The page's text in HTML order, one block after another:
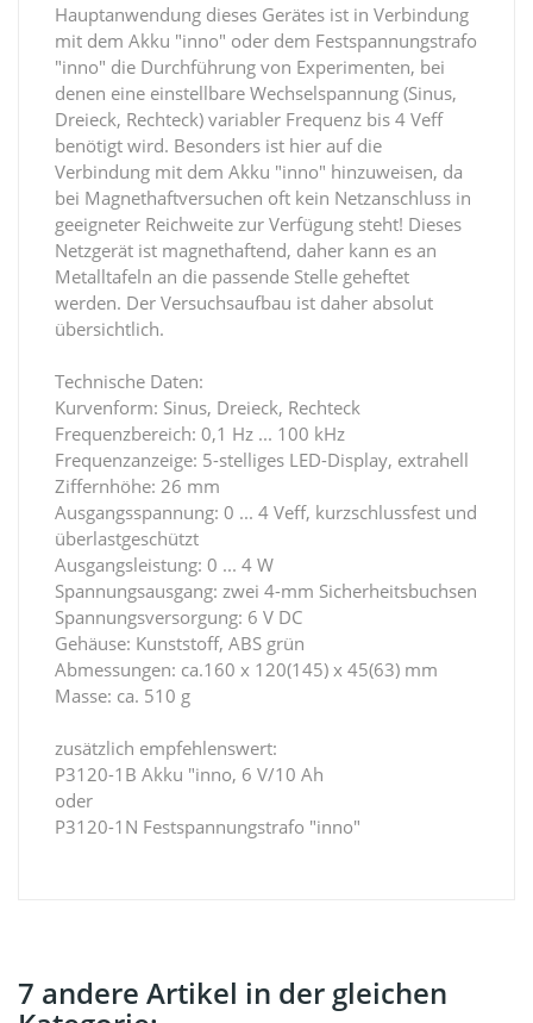
Hauptanwendung dieses Gerätes ist in Verbindung
mit dem Akku "inno" oder dem Festspannungstrafo
"inno" die Durchführung von Experimenten, bei
denen eine einstellbare Wechselspannung (Sinus,
Dreieck, Rechteck) variabler Frequenz bis 4 Veff
benötigt wird. Besonders ist hier auf die
Verbindung mit dem Akku "inno" hinzuweisen, da
bei Magnethaftversuchen oft kein Netzanschluss in
geeigneter Reichweite zur Verfügung steht! Dieses
Netzgerät ist magnethaftend, daher kann es an
Metalltafeln an die passende Stelle geheftet
werden. Der Versuchsaufbau ist daher absolut
übersichtlich.
Technische Daten:
Kurvenform: Sinus, Dreieck, Rechteck
Frequenzbereich: 0,1 Hz ... 100 kHz
Frequenzanzeige: 5-stelliges LED-Display, extrahell
Ziffernhöhe: 26 mm
Ausgangsspannung: 0 ... 4 Veff, kurzschlussfest und
überlastgeschützt
Ausgangsleistung: 0 ... 4 W
Spannungsausgang: zwei 4-mm Sicherheitsbuchsen
Spannungsversorgung: 6 V DC
Gehäuse: Kunststoff, ABS grün
Abmessungen: ca.160 x 120(145) x 45(63) mm
Masse: ca. 510 g
zusätzlich empfehlenswert:
P3120-1B Akku "inno, 6 V/10 Ah
oder
P3120-1N Festspannungstrafo "inno"
7 andere Artikel in der gleichen